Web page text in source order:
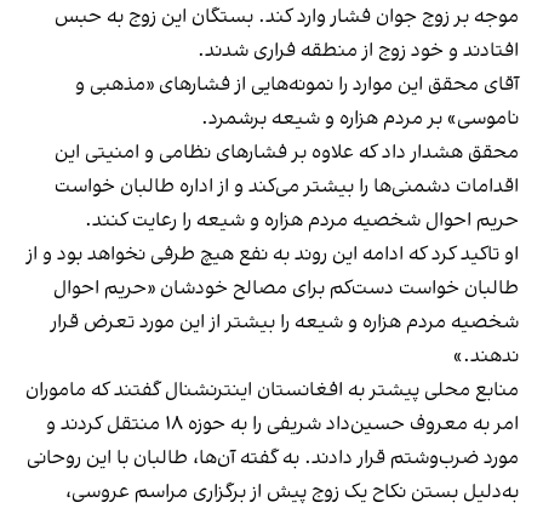
موجه بر زوج جوان فشار وارد کند. بستگان این زوج به حبس
افتادند و خود زوج از منطقه فراری شدند.
آقای محقق این موارد را نمونه‌هایی از فشارهای «مذهبی و
ناموسی» بر مردم هزاره و شیعه برشمرد.
محقق هشدار داد که علاوه بر فشارهای نظامی و امنیتی این
اقدامات دشمنی‌ها را بیشتر می‌کند و از اداره طالبان خواست
حریم احوال شخصیه مردم هزاره و شیعه را رعایت کنند.
او تاکید کرد که ادامه این روند به نفع هیچ طرفی نخواهد بود و از
طالبان خواست دست‌کم برای مصالح خودشان «حریم احوال
شخصیه مردم هزاره و شیعه را بیشتر از این مورد تعرض قرار
ندهند.»
منابع محلی پیشتر به افغانستان اینترنشنال گفتند که ماموران
امر به معروف حسین‌داد شریفی را به حوزه ۱۸ منتقل کردند و
مورد ضرب‌وشتم قرار دادند. به گفته آن‌ها، طالبان با این روحانی
به‌دلیل بستن نکاح یک زوج پیش از برگزاری مراسم عروسی،